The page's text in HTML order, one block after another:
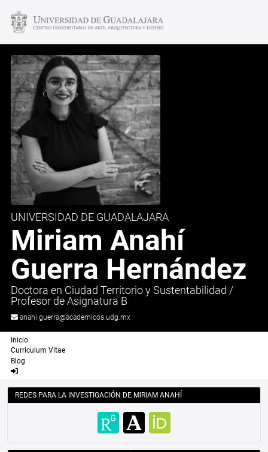
UNIVERSIDAD DE GUADALAJARA
Miriam Anahí
Guerra Hernández
Doctora en Ciudad Territorio y Sustentabilidad /
Profesor de Asignatura B
anahi.guerra@academicos.udg.mx
Inicio
Curriculum Vitae
Blog
REDES PARA LA INVESTIGACIÓN DE MIRIAM ANAHÍ